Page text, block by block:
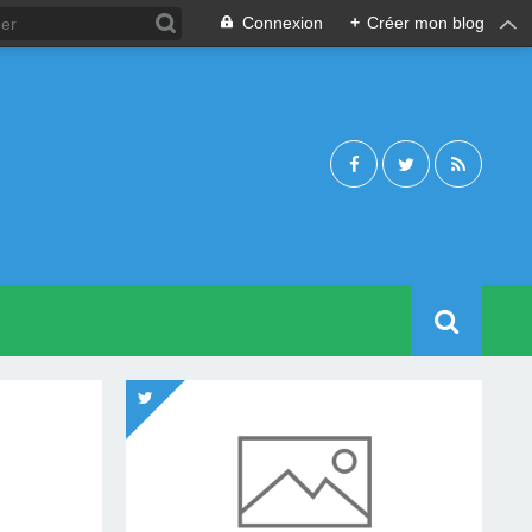
Connexion + Créer mon blog